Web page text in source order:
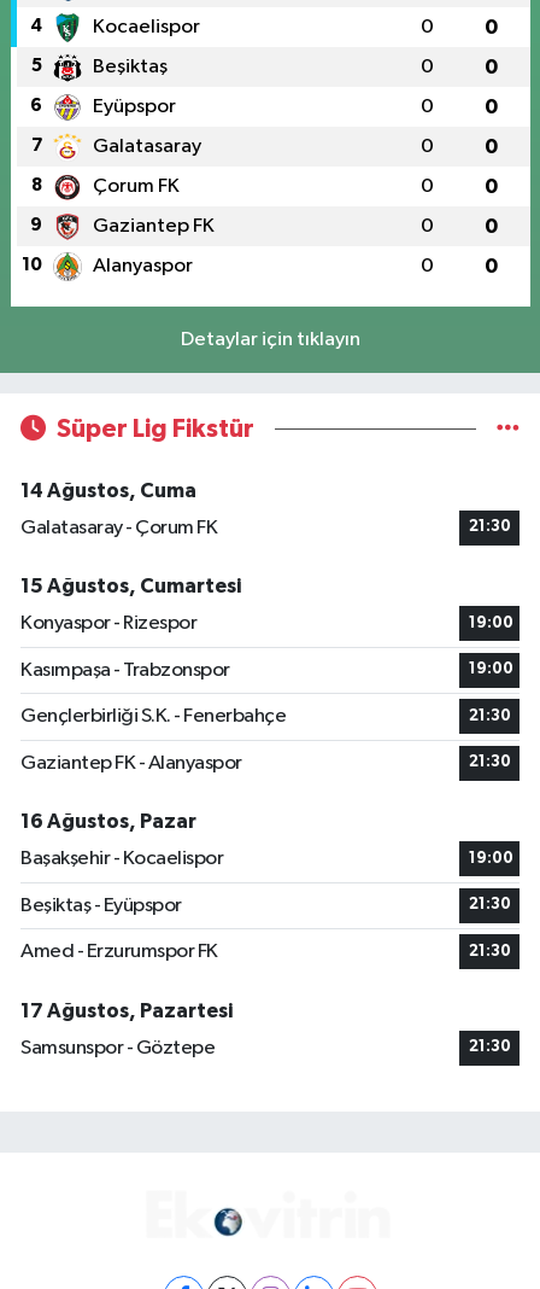
4 Kocaelispor 0 0
5 Beşiktaş 0 0
6 Eyüpspor 0 0
7 Galatasaray 0 0
8 Çorum FK 0 0
9 Gaziantep FK 0 0
10 Alanyaspor 0 0
Detaylar için tıklayın
Süper Lig Fikstür
14 Ağustos, Cuma
Galatasaray - Çorum FK
21:30
15 Ağustos, Cumartesi
Konyaspor - Rizespor
19:00
Kasımpaşa - Trabzonspor 19:00
Gençlerbirliği S.K. - Fenerbahçe 21:30
Gaziantep FK - Alanyaspor 21:30
16 Ağustos, Pazar
Başakşehir - Kocaelispor
19:00
Beşiktaş - Eyüpspor 21:30
Amed - Erzurumspor FK 21:30
17 Ağustos, Pazartesi
Samsunspor - Göztepe
21:30